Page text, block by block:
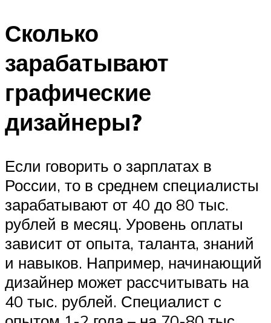
Сколько
зарабатывают
графические
дизайнеры?
Если говорить о зарплатах в
России, то в среднем специалисты
зарабатывают от 40 до 80 тыс.
рублей в месяц. Уровень оплаты
зависит от опыта, таланта, знаний
и навыков. Например, начинающий
дизайнер может рассчитывать на
40 тыс. рублей. Специалист с